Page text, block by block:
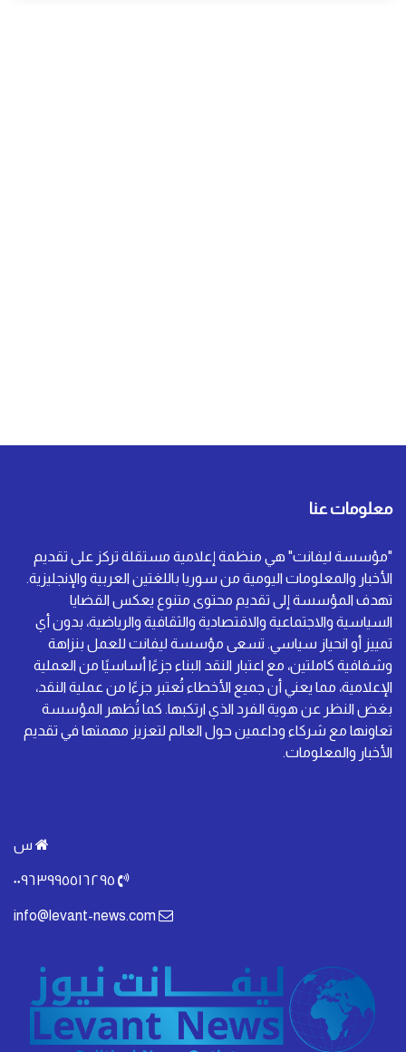
معلومات عنا
"مؤسسة ليفانت" هي منظمة إعلامية مستقلة تركز على تقديم
الأخبار والمعلومات اليومية من سوريا باللغتين العربية والإنجليزية.
تهدف المؤسسة إلى تقديم محتوى متنوع يعكس القضايا
السياسية والاجتماعية والاقتصادية والثقافية والرياضية، بدون أي
تمييز أو انحياز سياسي. تسعى مؤسسة ليفانت للعمل بنزاهة
وشفافية كاملتين، مع اعتبار النقد البناء جزءًا أساسيًا من العملية
الإعلامية، مما يعني أن جميع الأخطاء تُعتبر جزءًا من عملية النقد،
بغض النظر عن هوية الفرد الذي ارتكبها. كما تُظهر المؤسسة
تعاونها مع شركاء وداعمين حول العالم لتعزيز مهمتها في تقديم
الأخبار والمعلومات.
س
info@levant-news.com